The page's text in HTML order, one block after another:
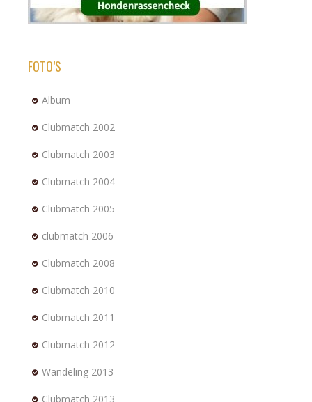
FOTO’S
Album
Clubmatch 2002
Clubmatch 2003
Clubmatch 2004
Clubmatch 2005
clubmatch 2006
Clubmatch 2008
Clubmatch 2010
Clubmatch 2011
Clubmatch 2012
Wandeling 2013
Clubmatch 2013